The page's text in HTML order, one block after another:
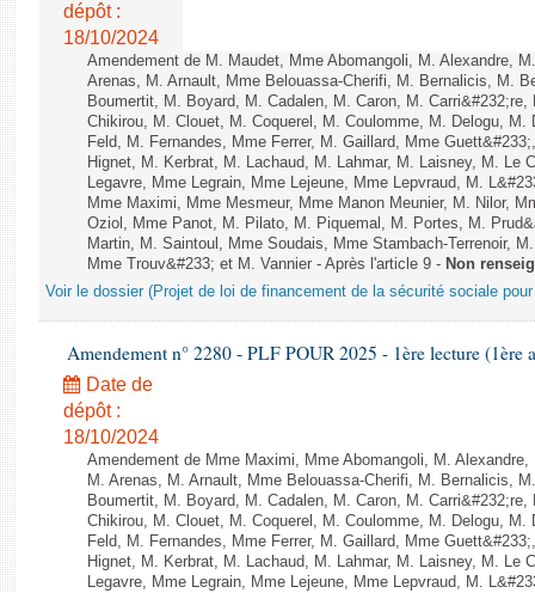
dépôt :
18/10/2024
Amendement de M. Maudet, Mme Abomangoli, M. Alexandre,
Arenas, M. Arnault, Mme Belouassa-Cherifi, M. Bernalicis, M.
Boumertit, M. Boyard, M. Cadalen, M. Caron, M.
Chikirou, M. Clouet, M. Coquerel, M. Coulomme, M. Delogu, M.
Feld, M. Fernandes, Mme Ferrer, M. Gaillard, Mme
Hignet, M. Kerbrat, M. Lachaud, M. Lahmar, M. Laisney, M. Le
Legavre, Mme Legrain, Mme Lejeune, Mme Lepvraud, M.
Mme Maximi, Mme Mesmeur, Mme Manon Meunier, M. Nilor,
Oziol, Mme Panot, M. Pilato, M. Piquemal, M. Portes, M.
Martin, M. Saintoul, Mme Soudais, Mme Stambach-Terrenoir,
Mme Trouv&#233; et M. Vannier - Après l'article 9 - Non
Voir le dossier (Projet de loi de financement de la sécurité sociale pour
Amendement n° 2280 - PLF POUR 2025 - 1ère lecture (1ère
Date de
dépôt :
18/10/2024
Amendement de Mme Maximi, Mme Abomangoli, M.
M. Arenas, M. Arnault, Mme Belouassa-Cherifi, M. Bernalicis,
Boumertit, M. Boyard, M. Cadalen, M. Caron, M.
Chikirou, M. Clouet, M. Coquerel, M. Coulomme, M. Delogu, M.
Feld, M. Fernandes, Mme Ferrer, M. Gaillard, Mme
Hignet, M. Kerbrat, M. Lachaud, M. Lahmar, M. Laisney, M. Le
Legavre, Mme Legrain, Mme Lejeune, Mme Lepvraud, M.